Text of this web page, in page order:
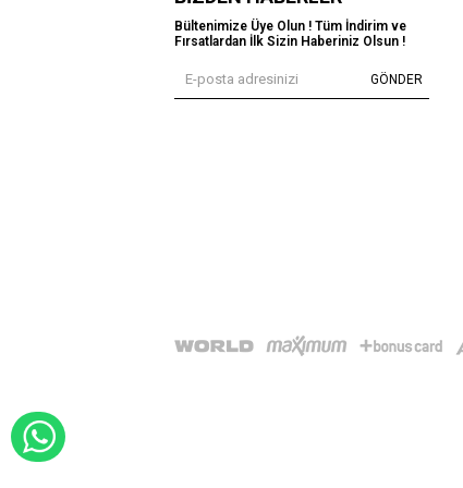
Bültenimize Üye Olun ! Tüm İndirim ve
Fırsatlardan İlk Sizin Haberiniz Olsun !
GÖNDER